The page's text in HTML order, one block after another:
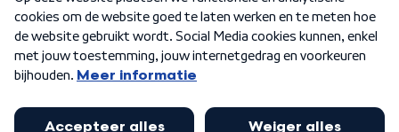
Algemene voorwaarden Privacybeleid